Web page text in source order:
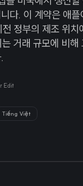
다. 이 계약은 애
정부의 제조 위치
거래 규모에 비해
Edit
Tiếng Việt